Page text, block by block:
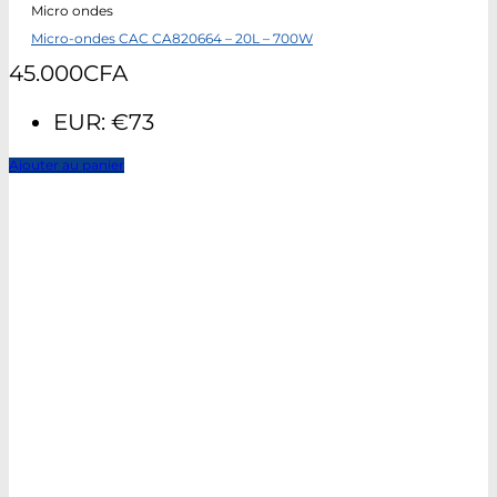
Micro ondes
Micro-ondes CAC CA820664 – 20L – 700W
45.000CFA
EUR: €73
Ajouter au panier